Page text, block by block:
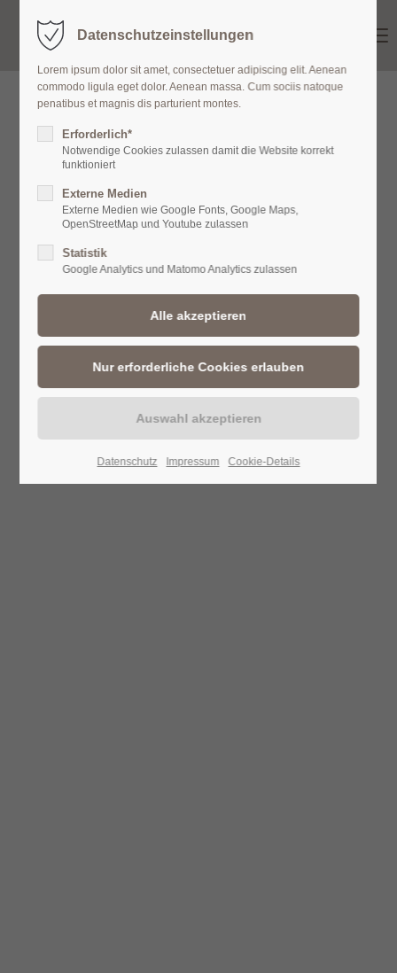
Karin Demmler • Atelier für Schmuck
Datenschutzeinstellungen
Lorem ipsum dolor sit amet, consectetuer adipiscing elit. Aenean
commodo ligula eget dolor. Aenean massa. Cum sociis natoque
penatibus et magnis dis parturient montes.
Erforderlich*
Notwendige Cookies zulassen damit die Website korrekt
funktioniert
Externe Medien
Externe Medien wie Google Fonts, Google Maps,
OpenStreetMap und Youtube zulassen
Statistik
Google Analytics und Matomo Analytics zulassen
Datenschutz Impressum Cookie-Details